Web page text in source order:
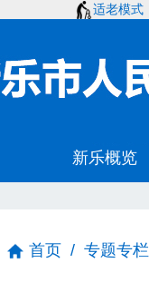
适老模式
首页 / 专题专栏